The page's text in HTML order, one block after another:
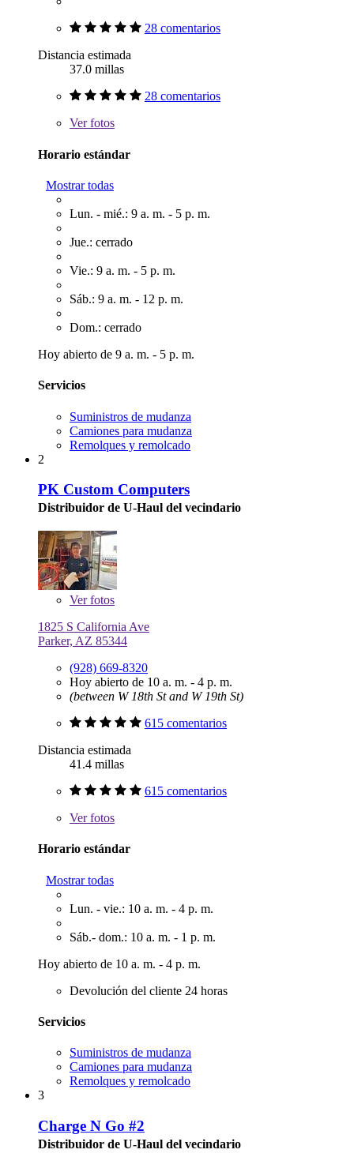
28 comentarios
Distancia estimada
37.0 millas
28 comentarios
Verfotos
Horario estándar
Mostrar todas
Lun. - mié.: 9 a. m. - 5 p. m.
Jue.: cerrado
Vie.: 9 a. m. - 5 p. m.
Sáb.: 9 a. m. - 12 p. m.
Dom.: cerrado
Hoy abierto de 9 a. m. - 5 p. m.
Servicios
Suministros de mudanza
Camiones para mudanza
Remolques y remolcado
2
PK Custom Computers
Distribuidor de U-Haul del vecindario
Verfotos
1825 S California Ave
Parker, AZ 85344
(928) 669-8320
Hoy abierto de 10 a. m. - 4 p. m.
(between W 18th St and W 19th St)
615 comentarios
Distancia estimada
41.4 millas
615 comentarios
Verfotos
Horario estándar
Mostrar todas
Lun. - vie.: 10 a. m. - 4 p. m.
Sáb.- dom.: 10 a. m. - 1 p. m.
Hoy abierto de 10 a. m. - 4 p. m.
Devolución del cliente 24 horas
Servicios
Suministros de mudanza
Camiones para mudanza
Remolques y remolcado
3
Charge N Go #2
Distribuidor de U-Haul del vecindario